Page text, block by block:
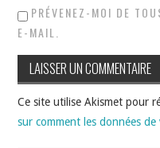
PRÉVENEZ-MOI DE
E-MAIL.
Ce site utilise Akismet pour
sur comment les données